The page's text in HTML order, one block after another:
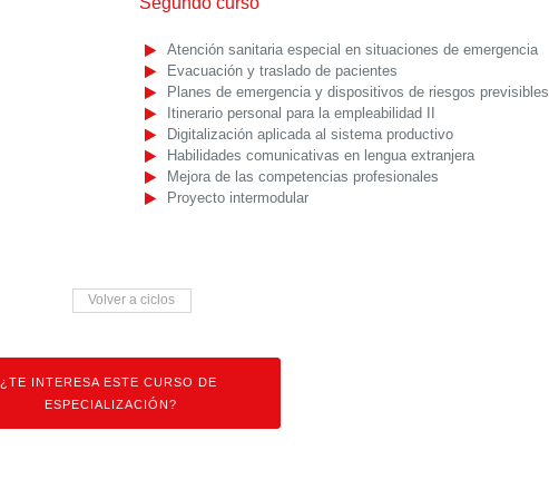
Atención sanitaria especial en situaciones de emergencia
Evacuación y traslado de pacientes
Planes de emergencia y dispositivos de riesgos previsibles
Itinerario personal para la empleabilidad II
Digitalización aplicada al sistema productivo
Habilidades comunicativas en lengua extranjera
Mejora de las competencias profesionales
Proyecto intermodular
Volver a ciclos
¿TE INTERESA ESTE CURSO DE
ESPECIALIZACIÓN?